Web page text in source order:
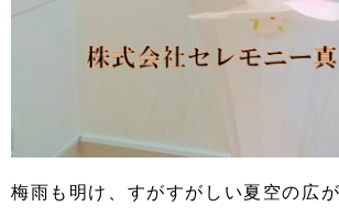
梅雨も明け、すがすがしい夏空の広